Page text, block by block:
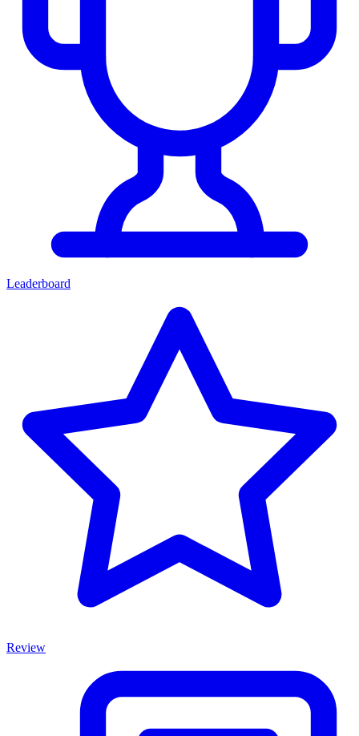
Leaderboard
Review